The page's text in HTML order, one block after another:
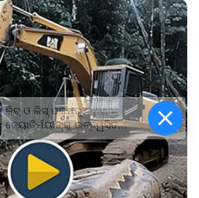
କିଟ୍‍ ଓ କିସ୍‍ ପକ୍ଷରୁ
ଜ୍ୟୋତିର୍ମୟୀଙ୍କୁ ଉଚ୍ଛ୍ୱସିତ
ସମ୍ବର୍ଦ୍ଧନା; ୫ଲକ୍ଷ ଟଙ୍କାର
ପ୍ରୋତ୍ସାହନ ରାଶି ପ୍ରଦାନ